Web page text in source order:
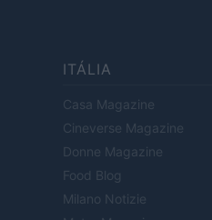
ITÁLIA
Casa Magazine
Cineverse Magazine
Donne Magazine
Food Blog
Milano Notizie